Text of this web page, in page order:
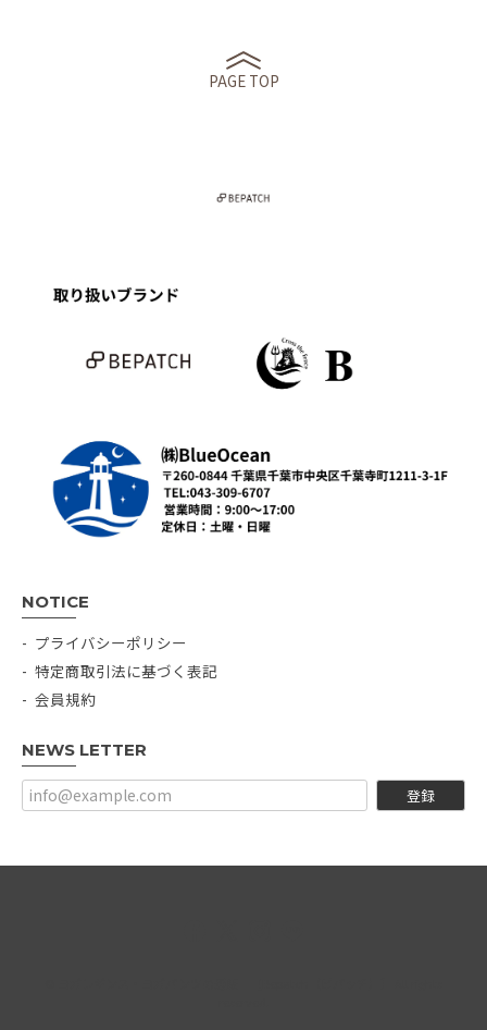
PAGE TOP
NOTICE
プライバシーポリシー
特定商取引法に基づく表記
会員規約
NEWS LETTER
登録